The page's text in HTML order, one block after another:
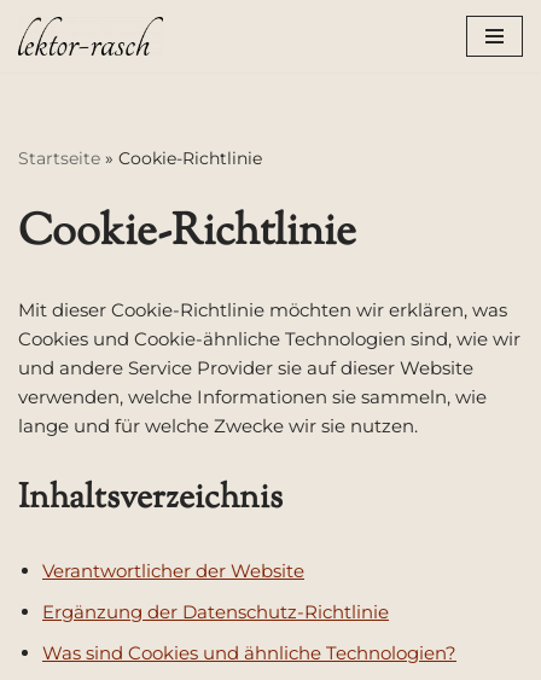
Startseite » Cookie-Richtlinie
Cookie-Richtlinie
Mit dieser Cookie-Richtlinie möchten wir erklären, was
Cookies und Cookie-ähnliche Technologien sind, wie wir
und andere Service Provider sie auf dieser Website
verwenden, welche Informationen sie sammeln, wie
lange und für welche Zwecke wir sie nutzen.
Inhaltsverzeichnis
Verantwortlicher der Website
Ergänzung der Datenschutz-Richtlinie
Was sind Cookies und ähnliche Technologien?